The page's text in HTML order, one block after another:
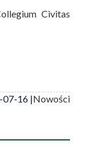
Civitas
07-16 |Nowości